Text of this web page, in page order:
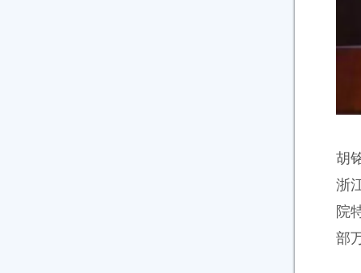
胡
浙
院
部